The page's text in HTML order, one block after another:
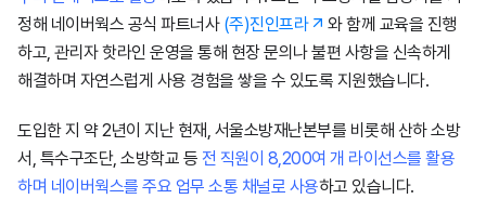
정해 네이버웍스 공식 파트너사 (주)진인프라
와 함께 교육을 진행
하고, 관리자 핫라인 운영을 통해 현장 문의나 불편 사항을 신속하게
해결하며 자연스럽게 사용 경험을 쌓을 수 있도록 지원했습니다.
도입한 지 약 2년이 지난 현재, 서울소방재난본부를 비롯해 산하 소방
서, 특수구조단, 소방학교 등 전 직원이 8,200여 개 라이선스를 활용
하며 네이버웍스를 주요 업무 소통 채널로 사용하고 있습니다.